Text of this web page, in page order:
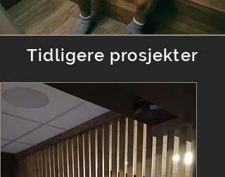
Tidligere prosjekter